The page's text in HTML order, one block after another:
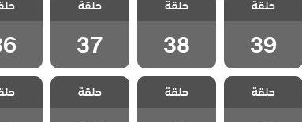
المخملية مدبلج
الحلقة 39
حلقة
39
المخملية مدبلج
الحلقة 38
حلقة
38
المخملية مدبلج
الحلقة 37
حلقة
37
مسلسل الطبقة
المخملية مدبلج
الحلقة 28
حلقة
مسلسل الطبقة
المخملية مدبلج
الحلقة 27
حلقة
مسلسل الطبقة
المخملية مدبلج
الحلقة 26
حلقة
مسلسل